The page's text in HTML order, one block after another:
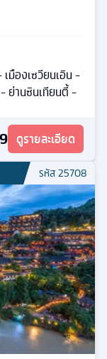
มืองเซวียนเอิน -
ย่านซินเทียนตี้ -
ดูรายละเอียด
รหัส25708